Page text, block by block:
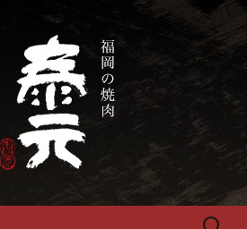
農家直送の厳選黒
める焼肉店
厳選肉が自慢の福岡市
検